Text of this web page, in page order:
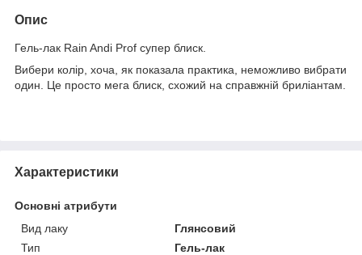
Опис
Гель-лак Rain Andi Prof супер блиск.
Вибери колір, хоча, як показала практика, неможливо вибрати
один. Це просто мега блиск, схожий на справжній бриліантам.
Характеристики
Основні атрибути
Вид лаку
Глянсовий
Тип
Гель-лак